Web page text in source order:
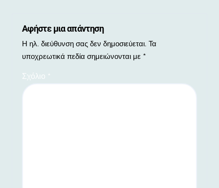
Αφήστε μια απάντηση
Η ηλ. διεύθυνση σας δεν δημοσιεύεται. Τα
υποχρεωτικά πεδία σημειώνονται με *
Σχόλιο *